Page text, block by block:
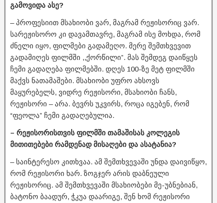
გამოვიდა ასე?
– პროფესიით მსახიობი ვარ, მაგრამ რეჟისორიც ვარ.
სარეჟისორო კი დავამთავრე, მაგრამ ისე მოხდა, რომ
ძნელი იყო, ფილმები გადამეღო. მერე შემთხვევით
გადამიღეს ფილმში ,,ქორწილი”. მას შემდეგ დაიწყეს
ჩემი გადაღება ფილმებში. დღეს 100-ზე მეტ ფილმში
მაქვს ნათამაშები. მსახიობი უფრო ახსოვს
მაყურებელს, ვიდრე რეჟისორი, მსახიობი ჩანს,
რეჟისორი – არა. ბევრს უკვირს, როცა იგებენ, რომ
“ფეოლა” ჩემი გადაღებულია.
– რეჟისორისთვის ფილმში თამაშისას კოლეგის
მითითებები რამდენად მისაღები და ასატანია?
– საინტერესო კითხვაა. ამ შემთხვევაში უნდა დაივიწყო,
რომ რეჟისორი ხარ. ზოგჯერ არის დაბნეული
რეჟისორიც. ამ შემთხვევაში მსახიობები მე-უბნებიან,
ბატონო ბაადურ, ჭკუა დაარიგე, შენ ხომ რეჟისორი